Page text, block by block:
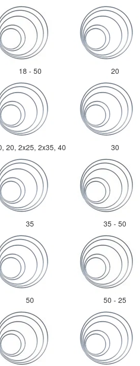
18 - 50 20
20, 2x25, 2x35, 40 30
35 35 - 50
50 50 - 25